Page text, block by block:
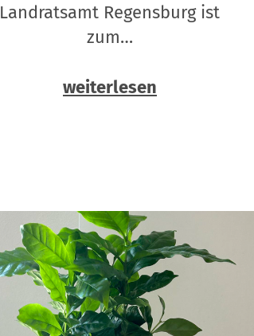
Landratsamt Regensburg ist
zum…
weiterlesen